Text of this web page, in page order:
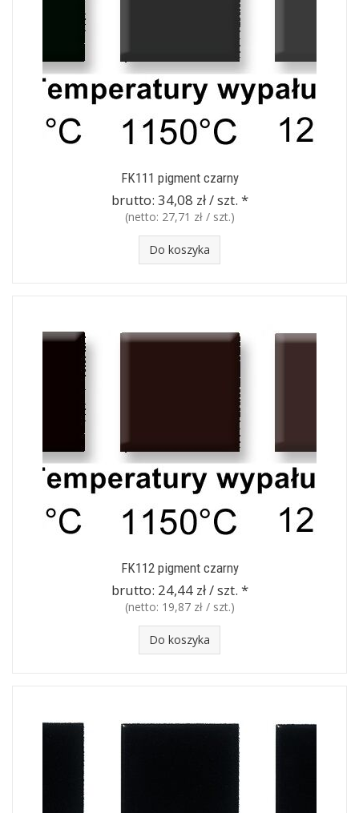
FK111 pigment czarny
brutto: 34,08 zł / szt. *
(netto: 27,71 zł / szt.)
Do koszyka
FK112 pigment czarny
brutto: 24,44 zł / szt. *
(netto: 19,87 zł / szt.)
Do koszyka